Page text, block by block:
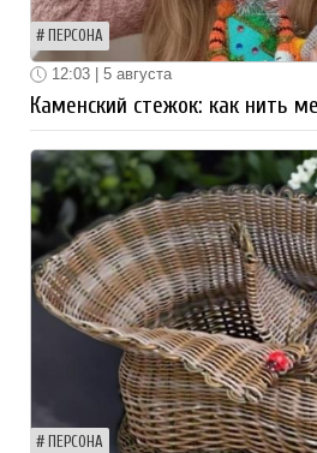
ПЕРСОНА
12:03 | 5 августа
Каменский стежок: как нить
ПЕРСОНА